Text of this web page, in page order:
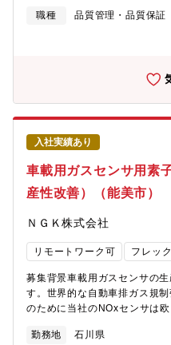
析力複雑な問題に対して、論
関する知識、品質管理のノウ
る力が養われます。4. データ
や統計のスキルが身につきま
応じた柔軟な判断力とスピー
体制>>入社後は、部内で用意
にスキルを身につけていただ
共に実際の業務に携わりなが
ができます。研修とOJTによ
ポートします。<<職場からの
仕事に誇りと責任を持ち、部
互いに協力しながら成長でき
ていきませんか？ご応募を心
を募集いたします。【具体的
程で発生した異常の対応■検査
セス技術部〈組織のミッショ
の開発・設計から製造まで一
HDD（ハードディスクドライ
造から始まった拠点であり、
け薄膜磁気センサの開発、製
野において世界をリードして
世界No.1磁気センサソルーシ
HEV（ハイブリッド車）や
用されるTMRセンサなどの先
ネルギー効率の向上に大きく
産機/ICT向け等、様々な業界
部では、磁気センサ素子と半
センサウェハーのプロセス技
き方】・残業：30h/月 程度
に対応可能です。・フレック
TDK磁気センサビジネスグル
ションプロバイダのビジョン
職種
品質管理・品質保証
入社実績あり
車載用ガスセンサ用素
産性改善）（能美市）
ＮＧＫ株式会社
リモートワーク可 フレッ
募集背景車載用ガスセンサの
す。世界的な自動車排ガス規
のために当社のNOxセンサは
自動車メーカーからの引合い
勤務地 石川県